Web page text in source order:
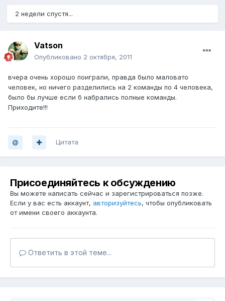
2 недели спустя...
Vatson
Опубликовано 2 октября, 2011
вчера очень хорошо поиграли, правда было маловато
человек, но ничего разделились на 2 команды по 4 человека,
было бы лучше если б набрались полные команды.
Приходите!!!
Цитата
Присоединяйтесь к обсуждению
Вы можете написать сейчас и зарегистрироваться позже.
Если у вас есть аккаунт, авторизуйтесь, чтобы опубликовать
от имени своего аккаунта.
Ответить в этой теме...